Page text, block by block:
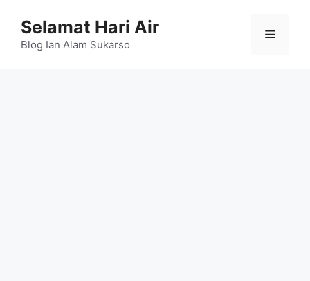
content
Selamat Hari Air
Blog Ian Alam Sukarso
Menu